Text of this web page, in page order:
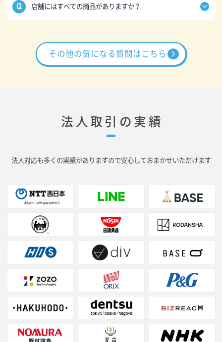
特にチームや団体さまのご注文の場合はある程度ご要
望を取りまとめていただくことをおすすめします。
日曜・祝日はマルイと東急スクエアの店舗のみ営業し
店舗にはすべての商品がありますか？
商品だけを在庫しております。
打ち合わせ時に見たい商品がありましたらお取り寄せ
その他の気になる質問はこちら
法人取引の実績
法人対応も多くの実績がありますので安心しておまかせいただけます